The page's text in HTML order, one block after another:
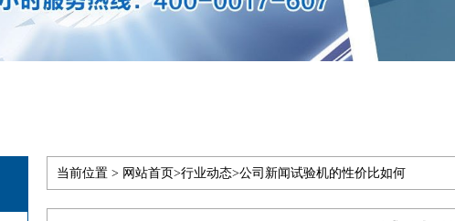
当前位置 > 网站首页>行业动态>公司新闻试验机的性价比如何